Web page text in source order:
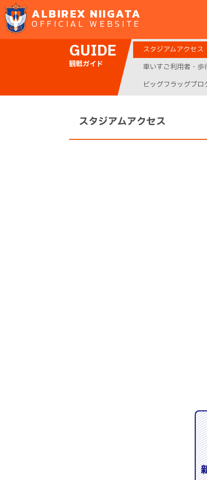
ALBIREX NIIGATA
OFFICIAL WEBSITE
GUIDE
観戦ガイド
スタジアムアクセス
車いすご利用者・歩
ビッグフラッグブロ
スタジアムアクセス